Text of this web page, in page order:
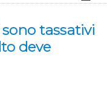
tassativi
deve